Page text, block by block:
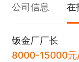
公司信息 在
钣金厂厂长
8000-15000元